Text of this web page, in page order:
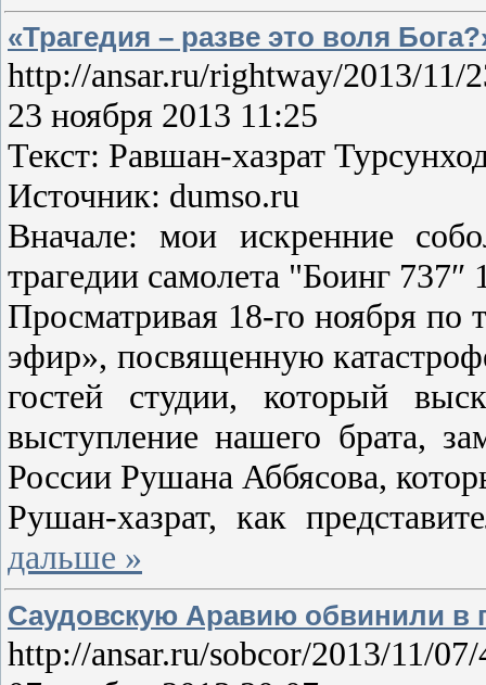
«Трагедия – разве это воля
http://ansar.ru/rightway/2013/11/
23 ноября 2013 11:25
Текст: Равшан-хазрат
Источник: dumso.ru
Вначале: мои искренние
трагедии самолета "Боинг 737″
Просматривая 18-го ноября по
эфир», посвященную
гостей студии, который
выступление нашего брата,
России Рушана Аббясова,
Рушан-хазрат, как
дальше »
Саудовскую Аравию обвинили в
http://ansar.ru/sobcor/2013/11/